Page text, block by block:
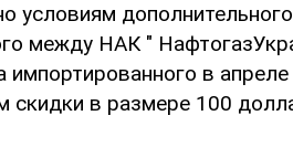
условиям
между НАК "
импортированного в
скидки в размере 100